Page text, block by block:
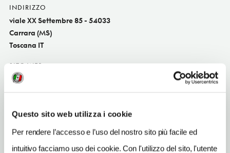
Questo sito web utilizza i cookie
Per rendere l’accesso e l’uso del nostro sito più facile ed
intuitivo facciamo uso dei cookie. Con l'utilizzo del sito, l'utente
INDIRIZZO
viale XX Settembre 85 - 54033
Carrara (MS)
Toscana IT
SITO WEB
www.musei.carrara.ms.gov.it
museo.del.marmo@comune.carrara.ms.it
TELEFONO
0585845746